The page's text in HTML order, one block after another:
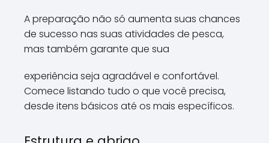
A preparação não só aumenta suas chances
de sucesso nas suas atividades de pesca,
mas também garante que sua
experiência seja agradável e confortável.
Comece listando tudo o que você precisa,
desde itens básicos até os mais específicos.